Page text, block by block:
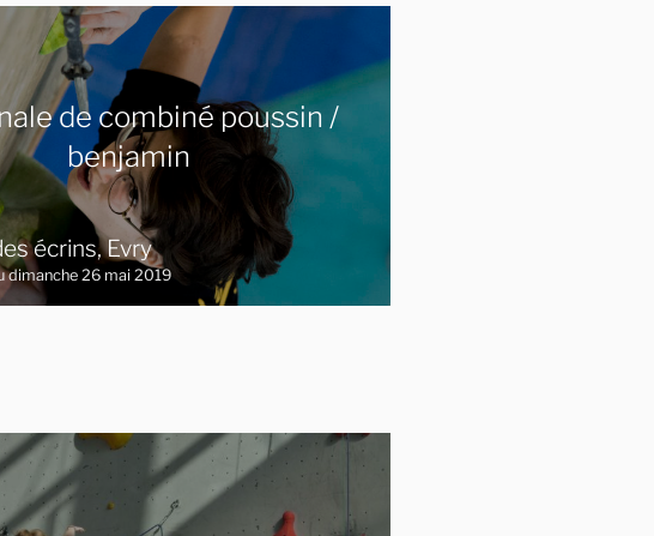
de combiné poussin /
benjamin
écrins, Evry
dimanche 26 mai 2019